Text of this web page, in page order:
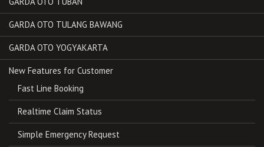
GARDA OTO TULANG BAWANG
GARDA OTO YOGYAKARTA
New Features for Customer
Fast Line Booking
Realtime Claim Status
Simple Emergency Request